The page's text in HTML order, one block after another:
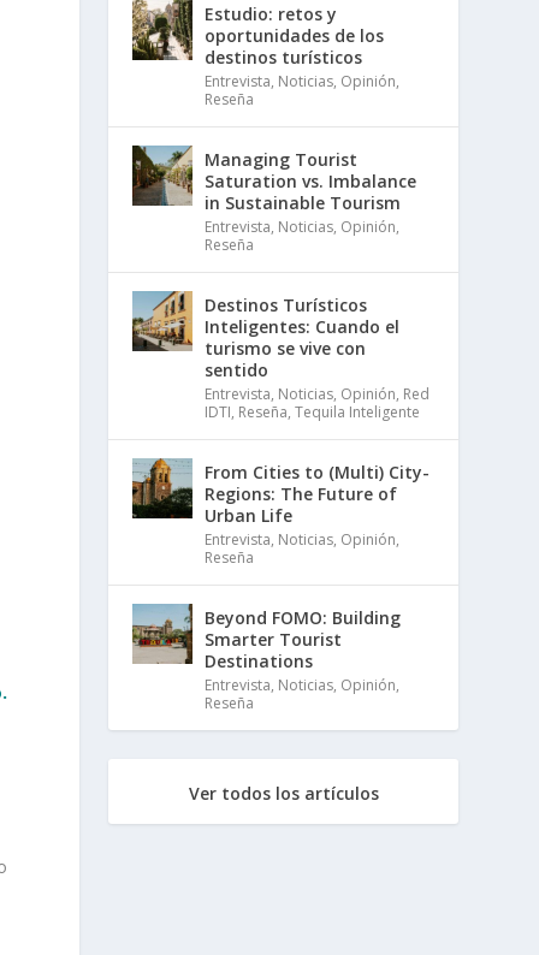
Estudio: retos y
oportunidades de los
destinos turísticos
Entrevista, Noticias, Opinión,
Reseña
Managing Tourist
Saturation vs. Imbalance
in Sustainable Tourism
Entrevista, Noticias, Opinión,
Reseña
Destinos Turísticos
Inteligentes: Cuando el
turismo se vive con
sentido
Entrevista, Noticias, Opinión, Red
IDTI, Reseña,Tequila Inteligente
From Cities to (Multi) City-
Regions: The Future of
Urban Life
Entrevista, Noticias, Opinión,
Reseña
Beyond FOMO: Building
Smarter Tourist
Destinations
Entrevista, Noticias, Opinión,
Reseña
Ver todos los artículos